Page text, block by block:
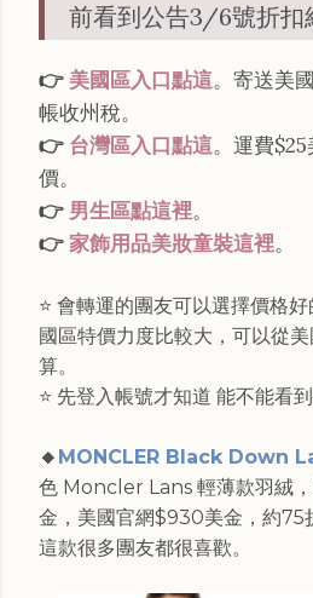
前看到公告3/6號折扣
👉 美國區入口點這。寄送美
帳收州稅。
👉 台灣區入口點這。運費
價。
👉 男生區點這裡。
👉家飾用品美妝童裝這裡。
⭐️ 會轉運的團友可以選擇價格
國區特價力度比較大，可以從
算。
⭐️ 先登入帳號才知道 能不能看
🔸 MONCLER Black Down
色 Moncler Lans 輕薄款羽絨
金，美國官網$930美金，約75
這款很多團友都很喜歡。